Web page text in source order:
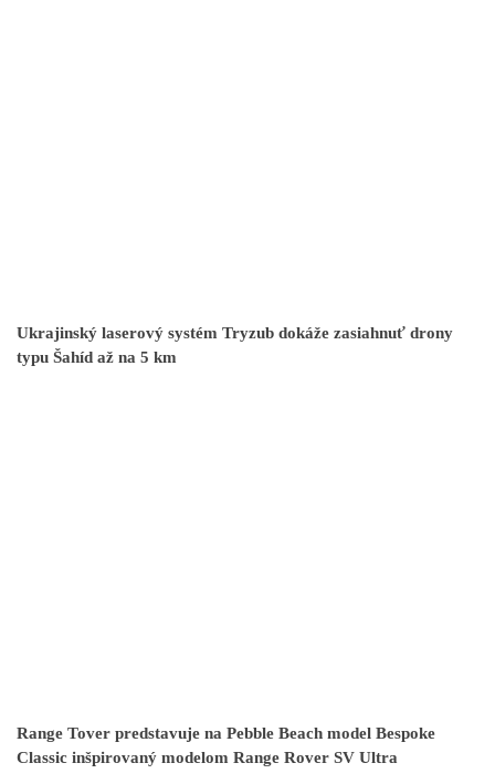
Ukrajinský laserový systém Tryzub dokáže zasiahnuť drony
typu Šahíd až na 5 km
Range Tover predstavuje na Pebble Beach model Bespoke
Classic inšpirovaný modelom Range Rover SV Ultra